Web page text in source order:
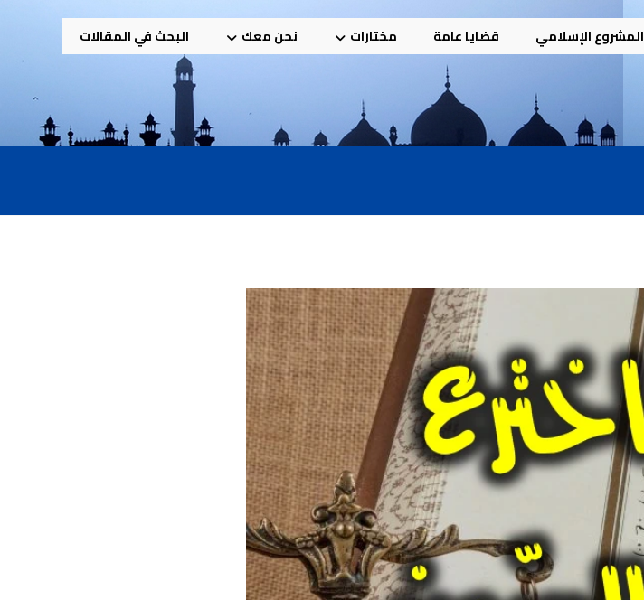
المشروع الإسلامي قضايا عامة مختارات نحن معك البحث في المقالات